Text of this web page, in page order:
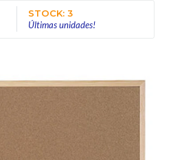
STOCK: 3
Últimas unidades!